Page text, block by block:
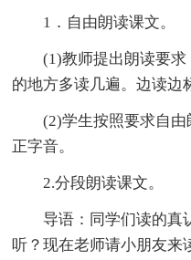
1．自由朗读课文。
(1)教师提出朗读要
的地方多读几遍。边读边
(2)学生按照要求自
正字音。
2.分段朗读课文。
导语：同学们读的真
听？现在老师请小朋友来